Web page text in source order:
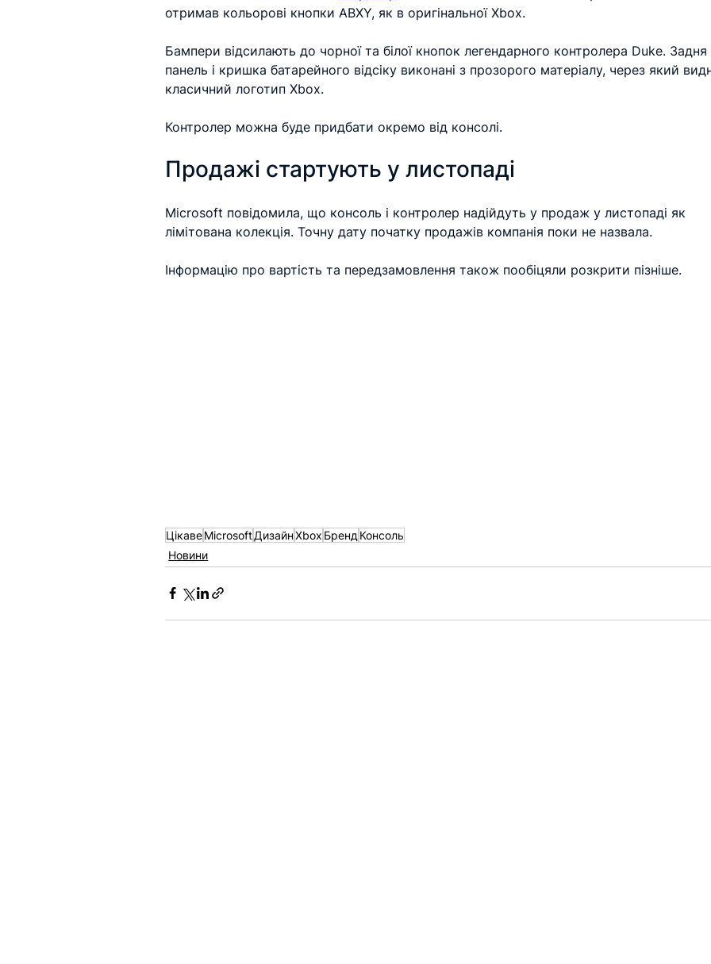
отримав кольорові кнопки ABXY, як в оригінальної Xbox.
Бампери відсилають до чорної та білої кнопок легендарного контролера Duke. Задня
панель і кришка батарейного відсіку виконані з прозорого матеріалу, через який
класичний логотип Xbox.
Контролер можна буде придбати окремо від консолі.
Продажі стартують у листопаді
Microsoft повідомила, що консоль і контролер надійдуть у продаж у листопаді як
лімітована колекція. Точну дату початку продажів компанія поки не назвала.
Інформацію про вартість та передзамовлення також пообіцяли розкрити пізніше.
ЦікавеMicrosoftДизайнXbox Бренд Консоль
Новини